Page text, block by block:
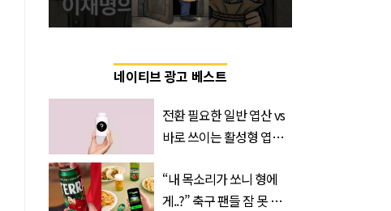
네이티브 광고 베스트
전환 필요한 일반 엽산 vs
바로 쓰이는 활성형 엽
‘Quatrefolic®’ 주목
“내 목소리가 쏘니 형에
게..?” 축구 팬들 잠 못 들